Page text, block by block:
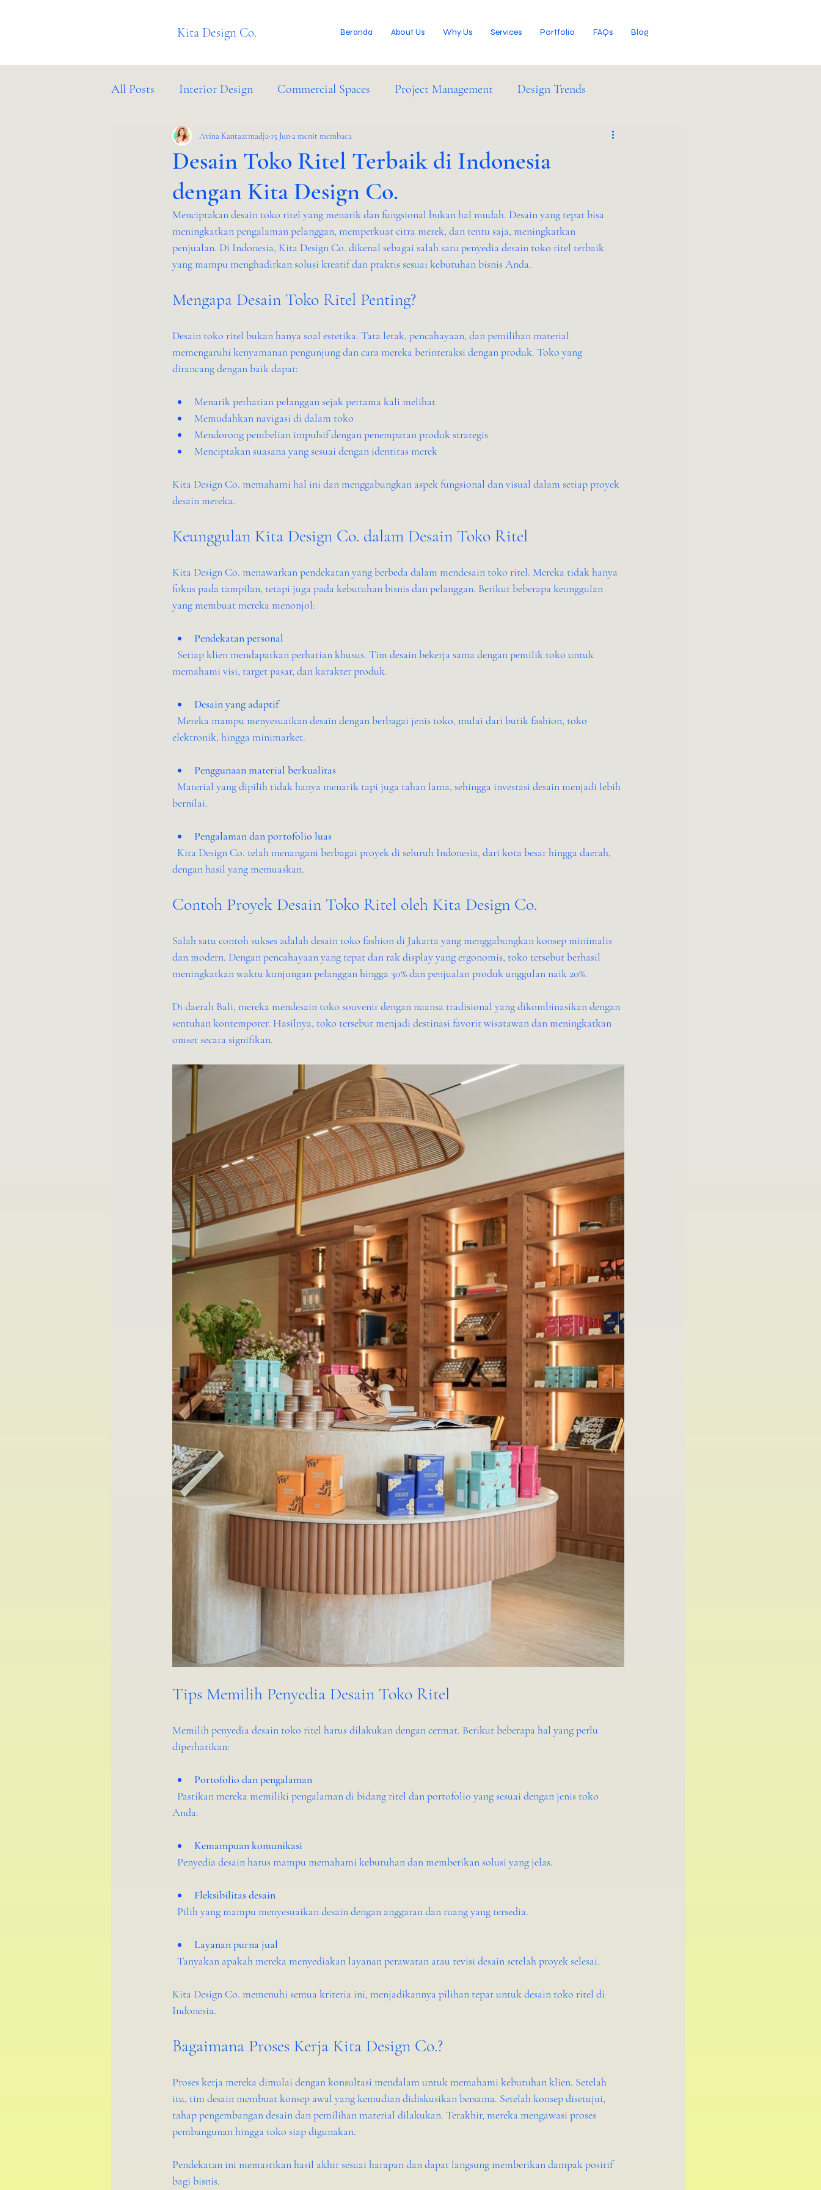
Kita Design Co. Beranda About Us Why Us Services Portfolio FAQs Blog
All Posts Interior Design Commercial Spaces Project Management Design Trends
Client Success Stories BIM Services
Desain Toko Ritel Terbaik di Indonesia
dengan Kita Design Co.
Avina Kantaatmadja 15 Jun2 menit membaca
Menciptakan desain toko ritel yang menarik dan fungsional bukan hal mudah. Desain yang tepat bisa
meningkatkan pengalaman pelanggan, memperkuat citra merek, dan tentu saja, meningkatkan
penjualan. Di Indonesia, Kita Design Co. dikenal sebagai salah satu penyedia desain toko ritel terbaik
yang mampu menghadirkan solusi kreatif dan praktis sesuai kebutuhan bisnis Anda.
Mengapa Desain Toko Ritel Penting?
Desain toko ritel bukan hanya soal estetika. Tata letak, pencahayaan, dan pemilihan material
memengaruhi kenyamanan pengunjung dan cara mereka berinteraksi dengan produk. Toko yang
dirancang dengan baik dapat:
Menarik perhatian pelanggan sejak pertama kali melihat
Memudahkan navigasi di dalam toko
Mendorong pembelian impulsif dengan penempatan produk strategis
Menciptakan suasana yang sesuai dengan identitas merek
Kita Design Co. memahami hal ini dan menggabungkan aspek fungsional dan visual dalam setiap proyek
desain mereka.
Keunggulan Kita Design Co. dalam Desain Toko Ritel
Kita Design Co. menawarkan pendekatan yang berbeda dalam mendesain toko ritel. Mereka tidak hanya
fokus pada tampilan, tetapi juga pada kebutuhan bisnis dan pelanggan. Berikut beberapa keunggulan
yang membuat mereka menonjol:
Pendekatan personal
memahami visi, target pasar, dan karakter produk.
Desain yang adaptif
elektronik, hingga minimarket.
Penggunaan material berkualitas
bernilai.
Pengalaman dan portofolio luas
dengan hasil yang memuaskan.
Contoh Proyek Desain Toko Ritel oleh Kita Design Co.
Salah satu contoh sukses adalah desain toko fashion di Jakarta yang menggabungkan konsep minimalis
dan modern. Dengan pencahayaan yang tepat dan rak display yang ergonomis, toko tersebut berhasil
meningkatkan waktu kunjungan pelanggan hingga 30% dan penjualan produk unggulan naik 20%.
Di daerah Bali, mereka mendesain toko souvenir dengan nuansa tradisional yang dikombinasikan dengan
sentuhan kontemporer. Hasilnya, toko tersebut menjadi destinasi favorit wisatawan dan meningkatkan
omset secara signifikan.
Tips Memilih Penyedia Desain Toko Ritel
Memilih penyedia desain toko ritel harus dilakukan dengan cermat. Berikut beberapa hal yang perlu
diperhatikan:
Portofolio dan pengalaman
Anda.
Kemampuan komunikasi
  Penyedia desain harus mampu memahami kebutuhan dan memberikan solusi yang jelas.
Fleksibilitas desain
  Pilih yang mampu menyesuaikan desain dengan anggaran dan ruang yang tersedia.
Layanan purna jual
  Tanyakan apakah mereka menyediakan layanan perawatan atau revisi desain setelah proyek selesai.
Kita Design Co. memenuhi semua kriteria ini, menjadikannya pilihan tepat untuk desain toko ritel di
Indonesia.
Bagaimana Proses Kerja Kita Design Co.?
Proses kerja mereka dimulai dengan konsultasi mendalam untuk memahami kebutuhan klien. Setelah
itu, tim desain membuat konsep awal yang kemudian didiskusikan bersama. Setelah konsep disetujui,
tahap pengembangan desain dan pemilihan material dilakukan. Terakhir, mereka mengawasi proses
pembangunan hingga toko siap digunakan.
Pendekatan ini memastikan hasil akhir sesuai harapan dan dapat langsung memberikan dampak positif
bagi bisnis.